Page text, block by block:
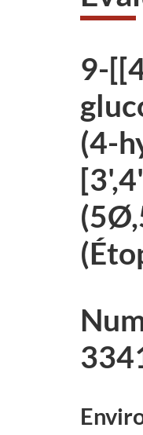
9-
(4-